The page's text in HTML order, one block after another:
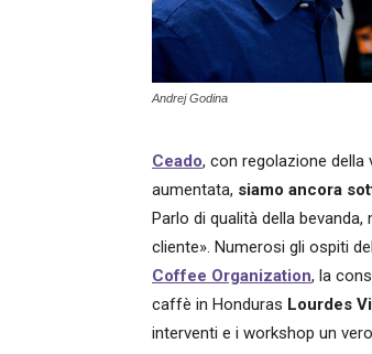
Andrej Godina
Ceado, con regolazione della
aumentata, siamo ancora
Parlo di qualità della
cliente». Numerosi gli ospiti
Coffee Organization, la
caffè in Honduras Lourdes
interventi e i workshop un